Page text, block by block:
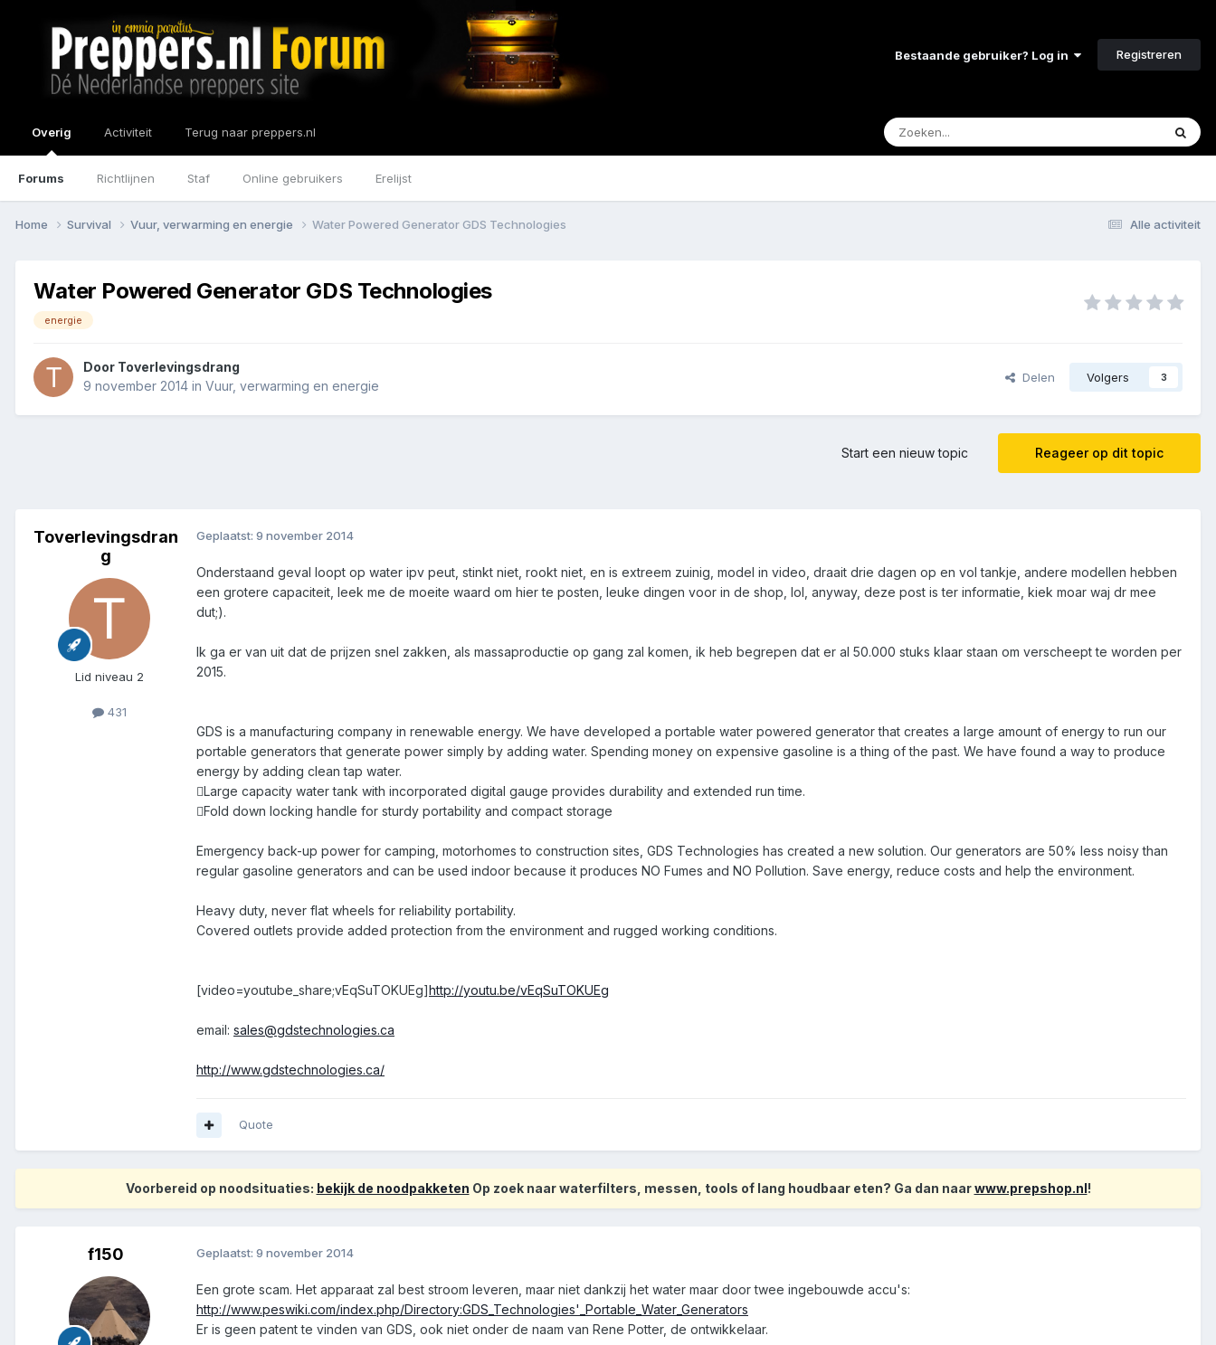
Bestaande gebruiker? Log in Registreren
Overig
Forums Richtlijnen Staf Online gebruikers Erelijst
Activiteit Terug naar preppers.nl
Alle activiteit
Home Survival Vuur, verwarming en energie Water Powered Generator GDS Technologies
Water Powered Generator GDS Technologies
energie
Door Toverlevingsdrang
9 november 2014 in Vuur, verwarming en energie
Delen Volgers 3
Reageer op dit topic
Start een nieuw topic
Toverlevingsdran
g
Lid niveau 2
431
Geplaatst: 9 november 2014
Onderstaand geval loopt op water ipv peut, stinkt niet, rookt niet, en is extreem zuinig, model in video, draait drie dagen op en vol tankje, andere modellen hebben
een grotere capaciteit, leek me de moeite waard om hier te posten, leuke dingen voor in de shop, lol, anyway, deze post is ter informatie, kiek moar waj dr mee
dut;).
Ik ga er van uit dat de prijzen snel zakken, als massaproductie op gang zal komen, ik heb begrepen dat er al 50.000 stuks klaar staan om verscheept te worden per
2015.
GDS is a manufacturing company in renewable energy. We have developed a portable water powered generator that creates a large amount of energy to run our
portable generators that generate power simply by adding water. Spending money on expensive gasoline is a thing of the past. We have found a way to produce
energy by adding clean tap water.
Large capacity water tank with incorporated digital gauge provides durability and extended run time.
Fold down locking handle for sturdy portability and compact storage
Emergency back-up power for camping, motorhomes to construction sites, GDS Technologies has created a new solution. Our generators are 50% less noisy than
regular gasoline generators and can be used indoor because it produces NO Fumes and NO Pollution. Save energy, reduce costs and help the environment.
Heavy duty, never flat wheels for reliability portability.
Covered outlets provide added protection from the environment and rugged working conditions.
[video=youtube_share;vEqSuTOKUEg]http://youtu.be/vEqSuTOKUEg
email: sales@gdstechnologies.ca
http://www.gdstechnologies.ca/
Quote
Voorbereid op noodsituaties: bekijk de noodpakketen Op zoek naar waterfilters, messen, tools of lang houdbaar eten? Ga dan naarwww.prepshop.nl!
f150 Geplaatst: 9 november 2014
Een grote scam. Het apparaat zal best stroom leveren, maar niet dankzij het water maar door twee ingebouwde accu's:
http://www.peswiki.com/index.php/Directory:GDS_Technologies'_Portable_Water_Generators
Er is geen patent te vinden van GDS, ook niet onder de naam van Rene Potter, de ontwikkelaar.